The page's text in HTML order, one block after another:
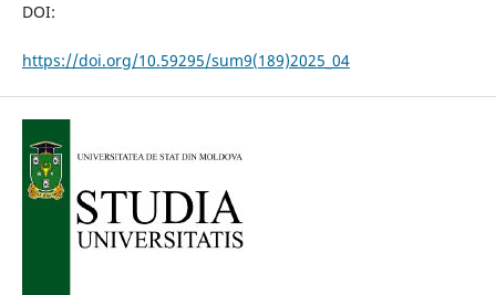
DOI:
https://doi.org/10.59295/sum9(189)2025_04